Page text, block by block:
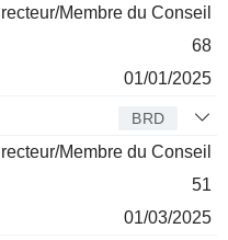
Membre du Conseil
68
01/01/2025
BRD
Membre du Conseil
51
01/03/2025